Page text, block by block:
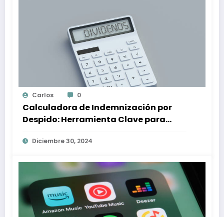
Carlos 0
Calculadora de Indemnización por
Despido: Herramienta Clave para
Proteger tus Derechos Laborales
Diciembre 30, 2024